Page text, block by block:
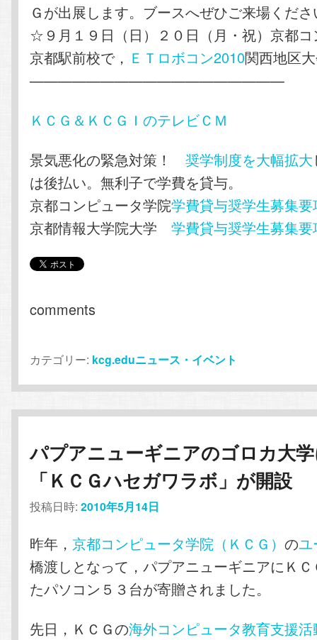
Ｇが出展します。ブースへぜひご来場くだ
☆９月１９日（日）２０日（月・祝）京都
京都駅前校で， ＥＴロボコン2010関西地区
——————————————————
ＫＣＧ＆ＫＣＧＩのテレビＣＭ
景気悪化の緊急対策！奨学制度を大幅拡大
は後払い。無利子で学費を貸与。
京都コンピュータ学院学費貸与奨学生募集要
京都情報大学院大学学費貸与奨学生募集要
comments
カテゴリー: kcg.eduニュース・イベント
パプアニューギニアのゴロカ大
「ＫＣＧハセガワラボ」が開設
投稿日時:2010年5月14日
昨年， 京都コンピュータ学院（ＫＣＧ）のユ
橋渡しとなって，パプアニューギニアにＫ
たパソコン５３台が寄贈されました。
先日，ＫＣＧの海外コンピュータ教育支援活